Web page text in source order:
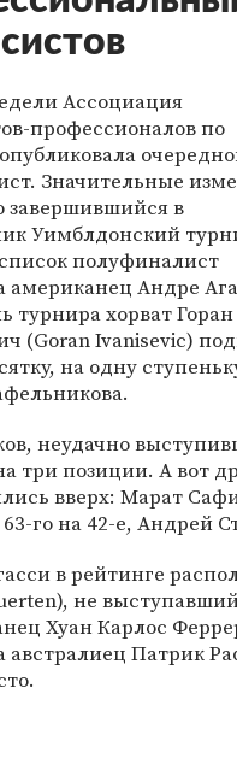
Ассоциация
профессионалов по
Значительные
завершившийся в
Уимблдонский
полуфиналист
американец Андре
турнира хорват Горан
(Goran Ivanisevic)
на одну
неудачно
три позиции. А вот
вверх: Марат
го на 42-е, Андрей
в рейтинге
не
Хуан Карлос
Патрик